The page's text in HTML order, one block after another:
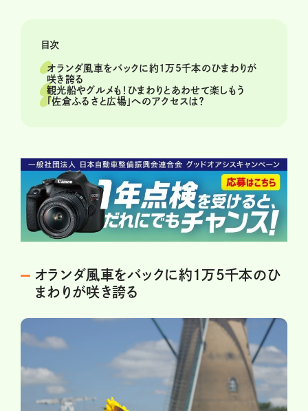
目次
オランダ風車をバックに約1万5千本のひまわりが
咲き誇る
観光船やグルメも！ひまわりとあわせて楽しもう
「佐倉ふるさと広場」へのアクセスは？
オランダ風車をバックに約1万5千本のひ
まわりが咲き誇る